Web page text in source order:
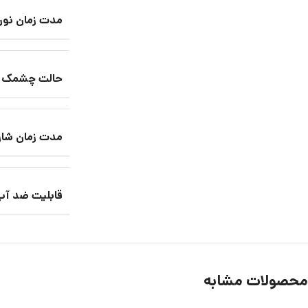
مدت زمان
حالت چشمک
مدت زمان
قابلیت ضد
محصولات مشابه